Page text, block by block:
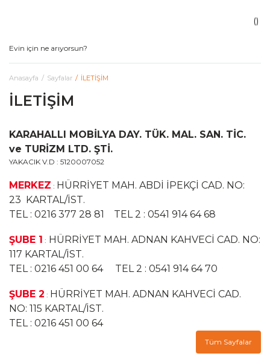
Anasayfa Sayfalar İLETİŞİM
İLETİŞİM
KARAHALLI MOBİLYA DAY. TÜK. MAL. SAN. TİC.
ve TURİZM LTD. ŞTİ.
YAKACIK V.D : 5120007052
MERKEZ : HÜRRİYET MAH. ABDİ İPEKÇİ CAD. NO:
23 KARTAL/İST.
TEL : 0216 377 28 81 TEL 2 : 0541 914 64 68
ŞUBE 1 : HÜRRİYET MAH. ADNAN KAHVECİ CAD. NO:
117 KARTAL/İST.
TEL : 0216 451 00 64 TEL 2 : 0541 914 64 70
ŞUBE 2 : HÜRRİYET MAH. ADNAN KAHVECİ CAD.
NO: 115 KARTAL/İST.
TEL : 0216 451 00 64
Tüm Sayfalar